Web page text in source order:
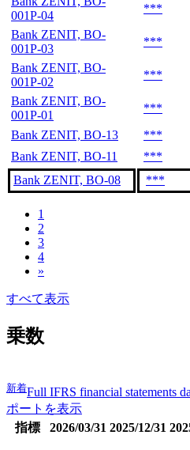
001P-04
***
Bank ZENIT, BO-
001P-03
***
Bank ZENIT, BO-
001P-02
***
Bank ZENIT, BO-
001P-01
***
Bank ZENIT, BO-13 ***
Bank ZENIT, BO-11
***
Bank ZENIT, BO-08
***
1
2
3
4
»
すべて表示
乗数
新着Full IFRS financial statements
ポートを表示
指標
2026/03/31 2025/12/31